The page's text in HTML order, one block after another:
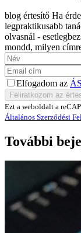
blog értesítő Ha
legpraktikusabb
olvasnál -
mondd, milyen
Elfogadom az
Ezt a weboldalt a
Általános Szerződési
További